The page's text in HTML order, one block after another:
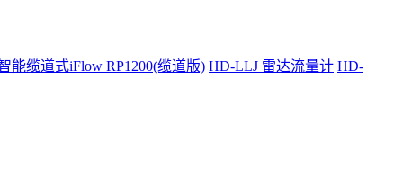
能缆道式iFlow RP1200(缆道版) HD-LLJ 雷达流量计 HD-